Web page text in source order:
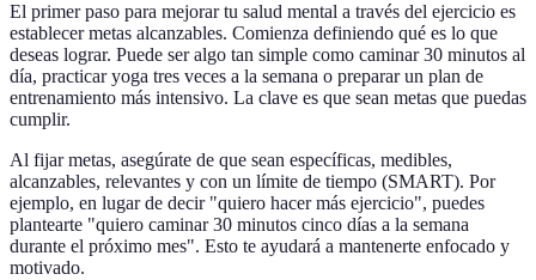
El primer paso para mejorar tu salud mental a través del ejercicio es
establecer metas alcanzables. Comienza definiendo qué es lo que
deseas lograr. Puede ser algo tan simple como caminar 30 minutos al
día, practicar yoga tres veces a la semana o preparar un plan de
entrenamiento más intensivo. La clave es que sean metas que puedas
cumplir.
Al fijar metas, asegúrate de que sean específicas, medibles,
alcanzables, relevantes y con un límite de tiempo (SMART). Por
ejemplo, en lugar de decir "quiero hacer más ejercicio", puedes
plantearte "quiero caminar 30 minutos cinco días a la semana
durante el próximo mes". Esto te ayudará a mantenerte enfocado y
motivado.